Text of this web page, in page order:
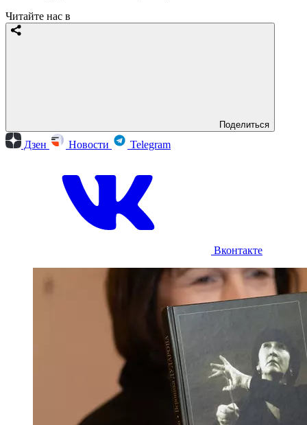
Читайте нас в
Поделиться
Дзен Новости Telegram
Вконтакте